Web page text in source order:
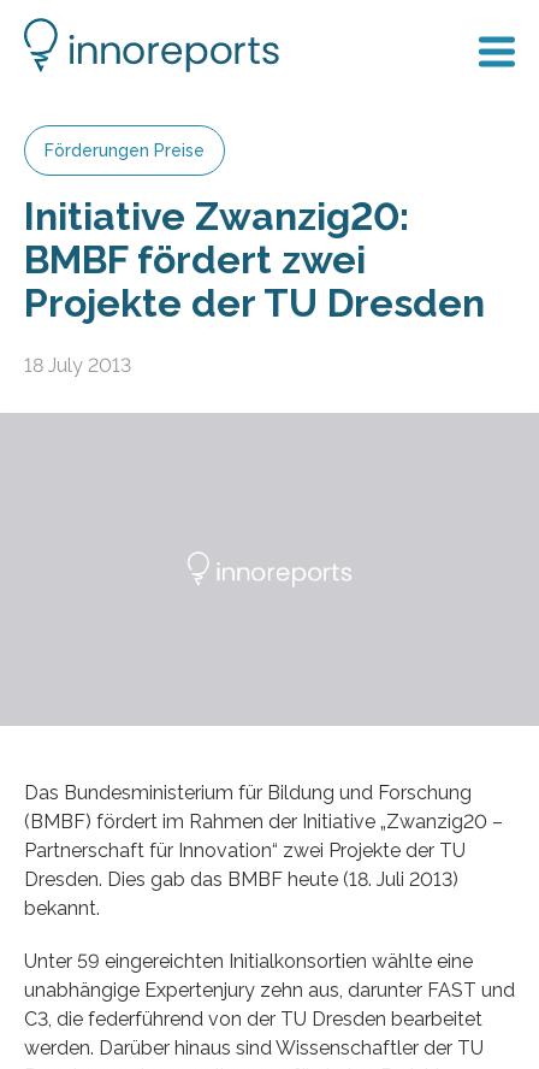
Förderungen Preise
Initiative Zwanzig20:
BMBF fördert zwei
Projekte der TU Dresden
18 July 2013
Das Bundesministerium für Bildung und Forschung
(BMBF) fördert im Rahmen der Initiative „Zwanzig20 –
Partnerschaft für Innovation“ zwei Projekte der TU
Dresden. Dies gab das BMBF heute (18. Juli 2013)
bekannt.
Unter 59 eingereichten Initialkonsortien wählte eine
unabhängige Expertenjury zehn aus, darunter FAST und
C3, die federführend von der TU Dresden bearbeitet
werden. Darüber hinaus sind Wissenschaftler der TU